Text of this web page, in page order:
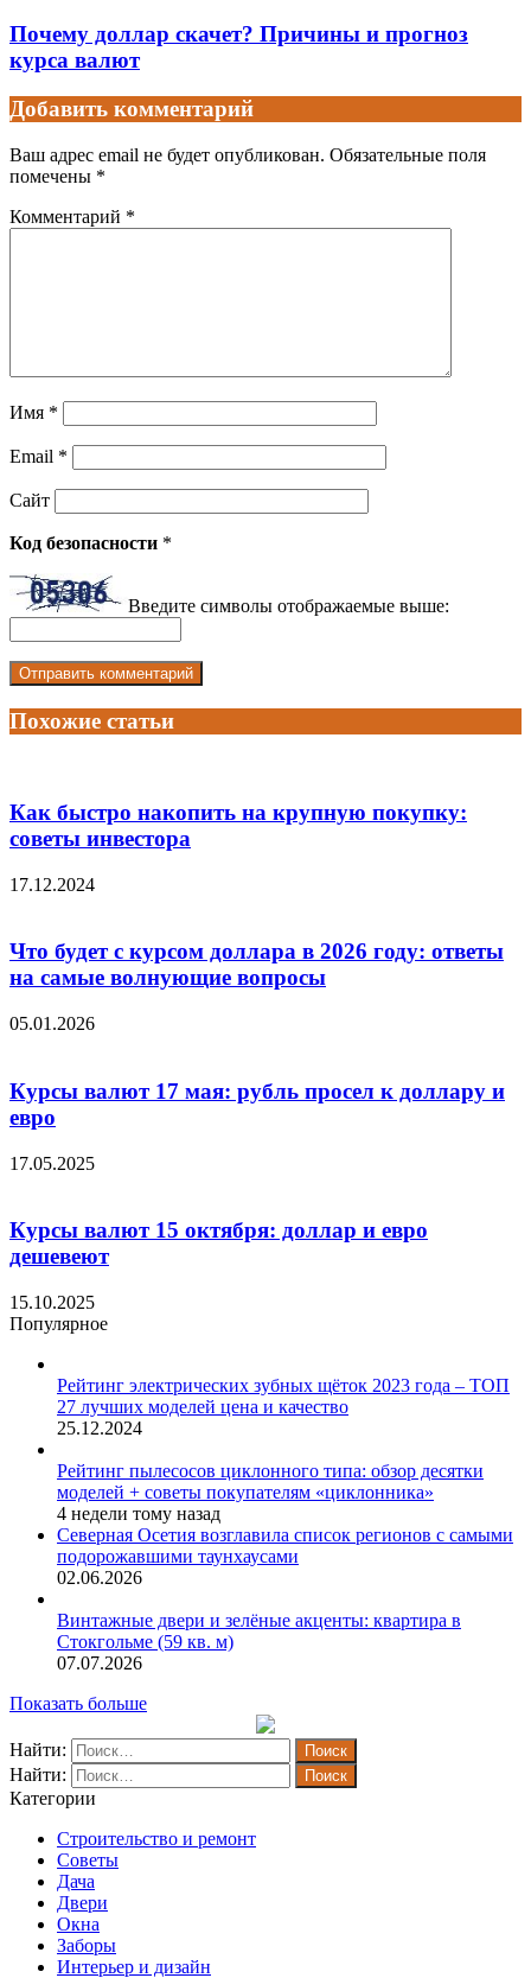
Почему доллар скачет? Причины и прогноз
курса валют
Добавить комментарий
Ваш адрес email не будет опубликован. Обязательные поля
помечены *
Комментарий *
Имя *
Email *
Сайт
Код безопасности *
Введите символы отображаемые выше:
Похожие статьи
Как быстро накопить на крупную покупку:
советы инвестора
17.12.2024
Что будет с курсом доллара в 2026 году: ответы
на самые волнующие вопросы
05.01.2026
Курсы валют 17 мая: рубль просел к доллару и
евро
17.05.2025
Курсы валют 15 октября: доллар и евро
дешевеют
15.10.2025
Популярное
Рейтинг электрических зубных щёток 2023 года – ТОП
27 лучших моделей цена и качество
25.12.2024
Рейтинг пылесосов циклонного типа: обзор десятки
моделей + советы покупателям «циклонника»
4 недели тому назад
Северная Осетия возглавила список регионов с самыми
подорожавшими таунхаусами
02.06.2026
Винтажные двери и зелёные акценты: квартира в
Стокгольме (59 кв. м)
07.07.2026
Показать больше
Найти:
Найти:
Категории
Строительство и ремонт
Советы
Дача
Двери
Окна
Заборы
Интерьер и дизайн